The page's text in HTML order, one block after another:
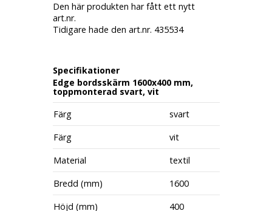
Den här produkten har fått ett nytt
art.nr.
Tidigare hade den art.nr. 435534
Specifikationer
Edge bordsskärm 1600x400 mm,
toppmonterad svart, vit
Färg
svart
Färg
vit
Material
textil
Bredd (mm)
1600
Höjd (mm)
400